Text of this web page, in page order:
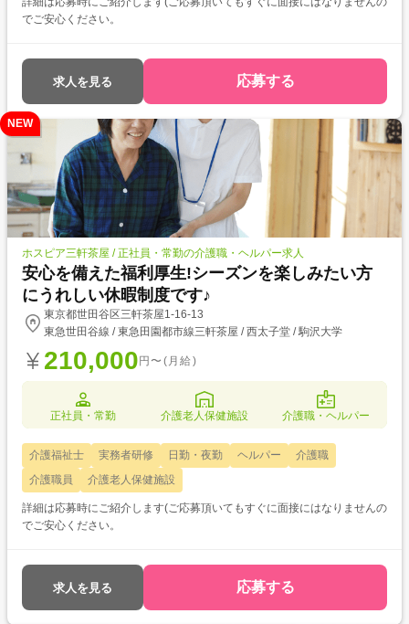
でご安心ください。
求人を見る 応募する
NEW
ホスピア三軒茶屋 / 正社員・常勤の介護職・ヘルパー求人
安心を備えた福利厚生!シーズンを楽しみたい方
にうれしい休暇制度です♪
東京都世田谷区三軒茶屋1-16-13
東急世田谷線 / 東急田園都市線三軒茶屋 / 西太子堂 / 駒沢大学
210,000 円〜(月給)
正社員・常勤 介護老人保健施設 介護職・ヘルパー
介護福祉士 実務者研修 日勤・夜勤 ヘルパー
介護職
介護職員
介護老人保健施設
詳細は応募時にご紹介します(ご応募頂いてもすぐに面接にはなりませんの
でご安心ください。
求人を見る 応募する